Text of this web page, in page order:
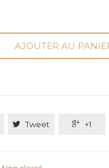
AJOUTER AU
 Tweet  +1